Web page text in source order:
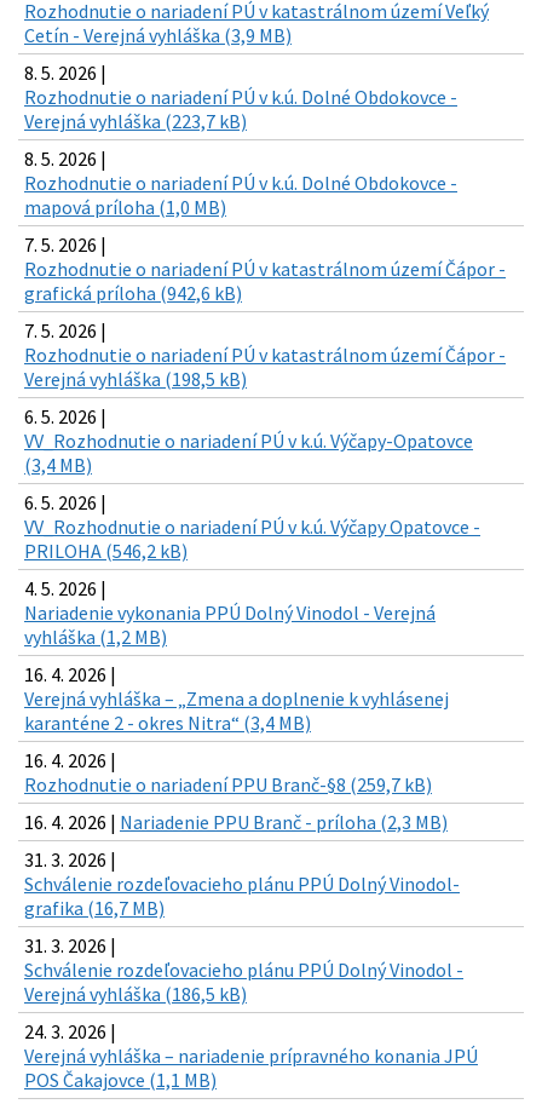
Rozhodnutie o nariadení PÚ v katastrálnom území Veľký
Cetín - Verejná vyhláška (3,9 MB)
8. 5. 2026 |
Rozhodnutie o nariadení PÚ v k.ú. Dolné Obdokovce -
Verejná vyhláška (223,7 kB)
8. 5. 2026 |
Rozhodnutie o nariadení PÚ v k.ú. Dolné Obdokovce -
mapová príloha (1,0 MB)
7. 5. 2026 |
Rozhodnutie o nariadení PÚ v katastrálnom území Čápor -
grafická príloha (942,6 kB)
7. 5. 2026 |
Rozhodnutie o nariadení PÚ v katastrálnom území Čápor -
Verejná vyhláška (198,5 kB)
6. 5. 2026 |
VV_Rozhodnutie o nariadení PÚ v k.ú. Výčapy-Opatovce
(3,4 MB)
6. 5. 2026 |
VV_Rozhodnutie o nariadení PÚ v k.ú. Výčapy Opatovce -
PRILOHA (546,2 kB)
4. 5. 2026 |
Nariadenie vykonania PPÚ Dolný Vinodol - Verejná
vyhláška (1,2 MB)
16. 4. 2026 |
Verejná vyhláška – „Zmena a doplnenie k vyhlásenej
karanténe 2 - okres Nitra“ (3,4 MB)
16. 4. 2026 |
Rozhodnutie o nariadení PPU Branč-§8 (259,7 kB)
16. 4. 2026 | Nariadenie PPU Branč - príloha (2,3 MB)
31. 3. 2026 |
Schválenie rozdeľovacieho plánu PPÚ Dolný Vinodol-
grafika (16,7 MB)
31. 3. 2026 |
Schválenie rozdeľovacieho plánu PPÚ Dolný Vinodol -
Verejná vyhláška (186,5 kB)
24. 3. 2026 |
Verejná vyhláška – nariadenie prípravného konania JPÚ
POS Čakajovce (1,1 MB)